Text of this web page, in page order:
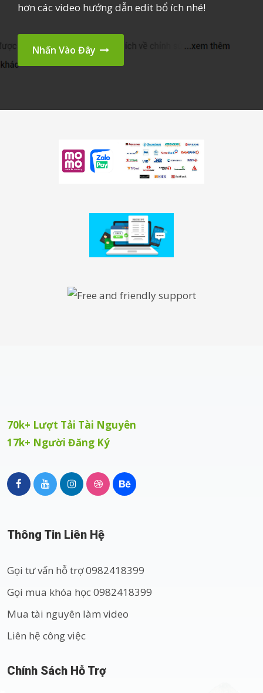
hơn các video hướng dẫn edit bổ ích nhé!
Nhấn Vào Đây
70k+ Lượt Tải Tài Nguyên
17k+ Người Đăng Ký
Thông Tin Liên Hệ
Gọi tư vấn hỗ trợ 0982418399
Gọi mua khóa học 0982418399
Mua tài nguyên làm video
Liên hệ công việc
Chính Sách Hỗ Trợ